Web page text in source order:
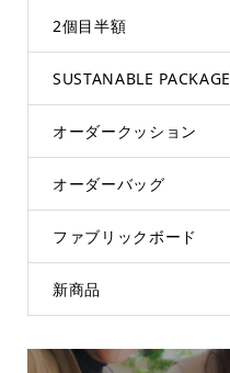
2個目半額
SUSTANABLE PACKAGE
オーダークッション
オーダーバッグ
ファブリックボード
新商品